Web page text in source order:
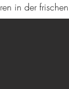
in der